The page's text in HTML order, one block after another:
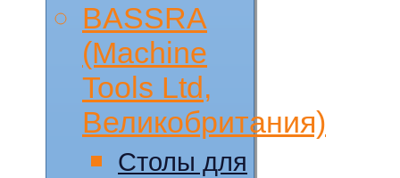
BASSRA
(Machine
Tools Ltd,
Великобритания)
Столы для